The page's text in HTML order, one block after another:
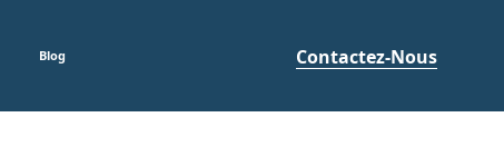
Blog Contactez-Nous